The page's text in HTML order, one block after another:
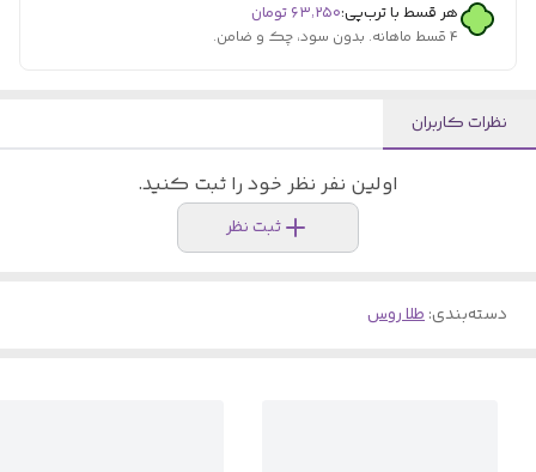
هر قسط با ترب‌پی:۶۳٬۲۵۰ تومان
۴ قسط ماهانه. بدون سود، چک و ضامن.
نظرات کاربران
اولین نفر نظر خود را ثبت کنید.
ثبت نظر
دسته‌بندی:طلا روس